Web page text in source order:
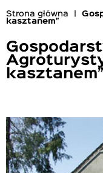
Ścieżka
Strona główna
kasztanem”
kasztanem”